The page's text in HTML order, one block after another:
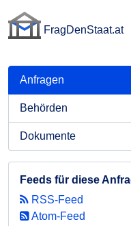
FragDenStaat.at
Anfragen
Behörden
Dokumente
Feeds für diese
RSS-Feed
Atom-Feed